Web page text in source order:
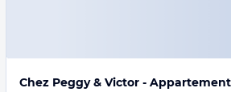
Chez Peggy & Victor -